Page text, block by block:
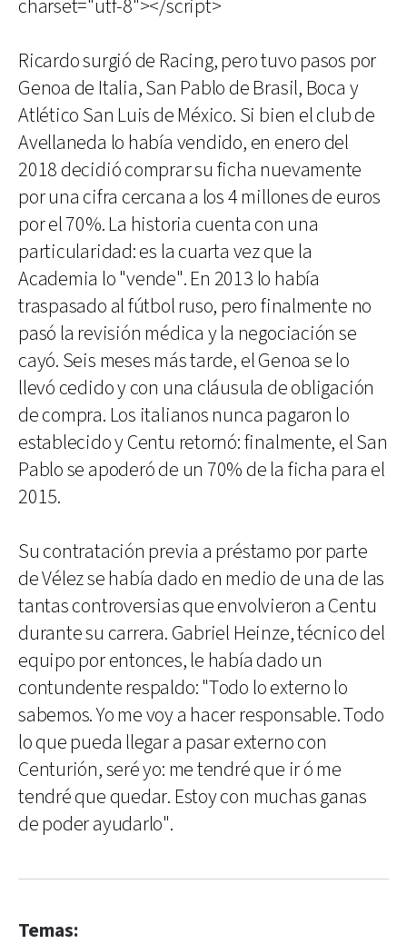
charset="utf-8"></script>
Ricardo surgió de Racing, pero tuvo pasos por
Genoa de Italia, San Pablo de Brasil, Boca y
Atlético San Luis de México. Si bien el club de
Avellaneda lo había vendido, en enero del
2018 decidió comprar su ficha nuevamente
por una cifra cercana a los 4 millones de euros
por el 70%. La historia cuenta con una
particularidad: es la cuarta vez que la
Academia lo "vende". En 2013 lo había
traspasado al fútbol ruso, pero finalmente no
pasó la revisión médica y la negociación se
cayó. Seis meses más tarde, el Genoa se lo
llevó cedido y con una cláusula de obligación
de compra. Los italianos nunca pagaron lo
establecido y Centu retornó: finalmente, el San
Pablo se apoderó de un 70% de la ficha para el
2015.
Su contratación previa a préstamo por parte
de Vélez se había dado en medio de una de las
tantas controversias que envolvieron a Centu
durante su carrera. Gabriel Heinze, técnico del
equipo por entonces, le había dado un
contundente respaldo: "Todo lo externo lo
sabemos. Yo me voy a hacer responsable. Todo
lo que pueda llegar a pasar externo con
Centurión, seré yo: me tendré que ir ó me
tendré que quedar. Estoy con muchas ganas
de poder ayudarlo".
Temas: